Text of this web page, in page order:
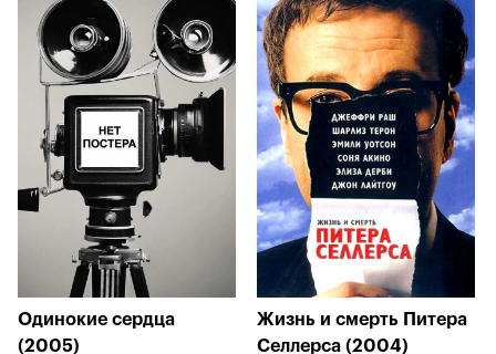
Одинокие сердца
(2005)
Жизнь и смерть Питера
Селлерса (2004)